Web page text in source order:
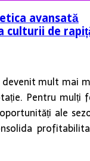
avansată
de
devenit mult mai
Pentru mulți
ale